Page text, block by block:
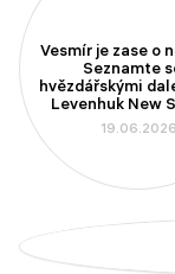
Vesmír je zase o
Seznamte
hvězdářskými
Levenhuk New
19.06.2026